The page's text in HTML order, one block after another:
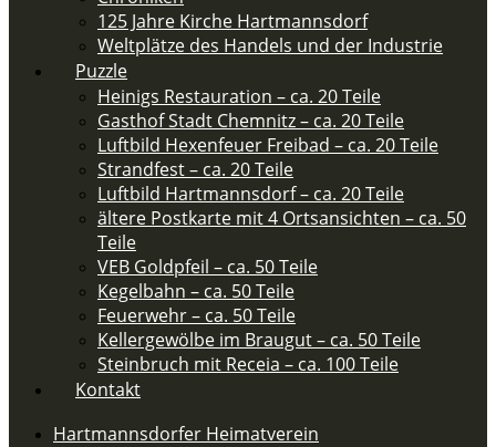
125 Jahre Kirche Hartmannsdorf
Weltplätze des Handels und der Industrie
Puzzle
Heinigs Restauration – ca. 20 Teile
Gasthof Stadt Chemnitz – ca. 20 Teile
Luftbild Hexenfeuer Freibad – ca. 20 Teile
Strandfest – ca. 20 Teile
Luftbild Hartmannsdorf – ca. 20 Teile
ältere Postkarte mit 4 Ortsansichten – ca. 50
Teile​
VEB Goldpfeil – ca. 50 Teile
Kegelbahn – ca. 50 Teile
Feuerwehr – ca. 50 Teile​
Kellergewölbe im Braugut – ca. 50 Teile
Steinbruch mit Receia – ca. 100 Teile
Kontakt
Hartmannsdorfer Heimatverein